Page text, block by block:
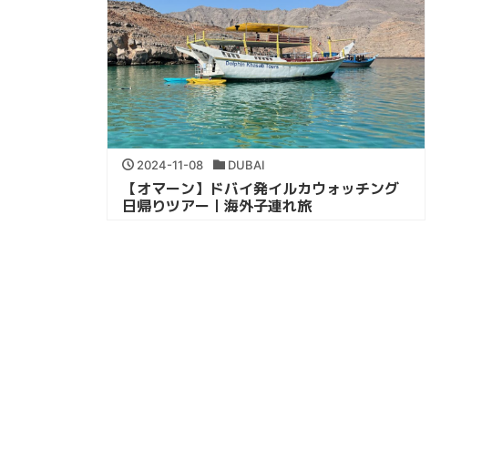
2024-11-08 DUBAI
【オマーン】ドバイ発イルカウォッチング
日帰りツアー｜海外子連れ旅